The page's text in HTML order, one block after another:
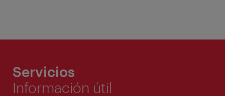
Servicios
Información útil